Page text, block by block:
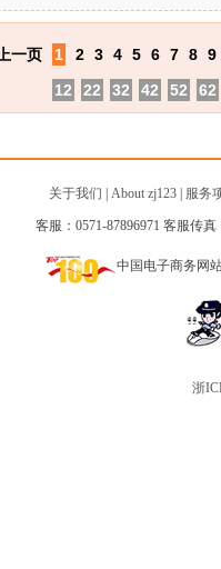
上一页 1 2 3 4 5 6 7 8 9
12
22 32 42 52 62
关于我们 About zj123| 服务
客服：0571-87896971 客服传真
中国电子商务网
浙